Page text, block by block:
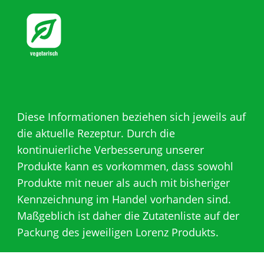
Diese Informationen beziehen sich jeweils auf
die aktuelle Rezeptur. Durch die
kontinuierliche Verbesserung unserer
Produkte kann es vorkommen, dass sowohl
Produkte mit neuer als auch mit bisheriger
Kennzeichnung im Handel vorhanden sind.
Maßgeblich ist daher die Zutatenliste auf der
Packung des jeweiligen Lorenz Produkts.